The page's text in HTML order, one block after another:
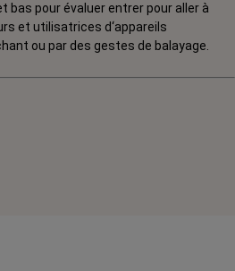
bas pour évaluer entrer pour aller à
et utilisatrices d‘appareils
ou par des gestes de balayage.